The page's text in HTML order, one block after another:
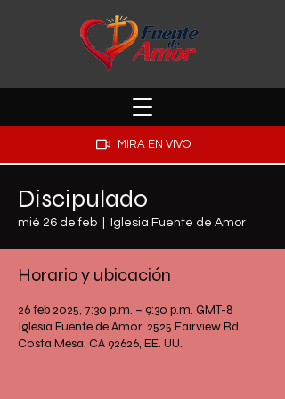
MIRA EN VIVO
Discipulado
mié 26 de feb Iglesia Fuente de Amor
Horario y ubicación
26 feb 2025, 7:30 p.m. – 9:30 p.m. GMT-8
Iglesia Fuente de Amor, 2525 Fairview Rd,
Costa Mesa, CA 92626, EE. UU.